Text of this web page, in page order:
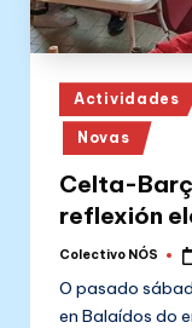
Posted
in
Actividades
Novas
Celta-
reflexión
Posted
Colectivo NÓS
O pasado
en Balaídos do